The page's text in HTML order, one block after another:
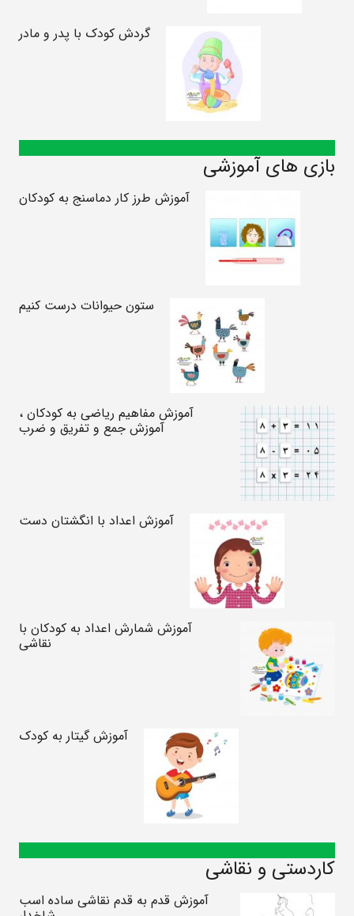
گردش کودک با پدر و مادر
بازی های آموزشی
آموزش طرز کار دماسنج به کودکان
ستون حیوانات درست کنیم
آموزش مفاهیم ریاضی به کودکان ،
آموزش جمع و تفریق و ضرب
آموزش اعداد با انگشتان دست
آموزش شمارش اعداد به کودکان با
نقاشی
آموزش گیتار به کودک
کاردستی و نقاشی
آموزش قدم به قدم نقاشی ساده اسب